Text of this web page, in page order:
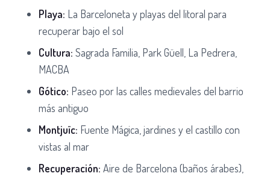
Playa: La Barceloneta y playas del litoral para
recuperar bajo el sol
Cultura: Sagrada Familia, Park Güell, La Pedrera,
MACBA
Gótico: Paseo por las calles medievales del barrio
más antiguo
Montjuïc: Fuente Mágica, jardines y el castillo con
vistas al mar
Recuperación: Aire de Barcelona (baños árabes),